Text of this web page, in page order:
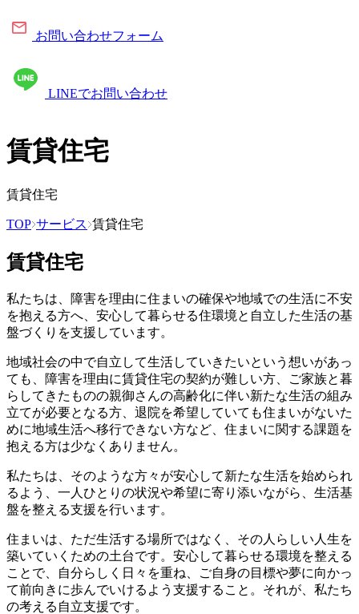
お問い合わせフォーム
LINEでお問い合わせ
賃貸住宅
賃貸住宅
TOP サービス 賃貸住宅
賃貸住宅
私たちは、障害を理由に住まいの確保や地域での生活に不安
を抱える方へ、安心して暮らせる住環境と自立した生活の基
盤づくりを支援しています。
地域社会の中で自立して生活していきたいという想いがあっ
ても、障害を理由に賃貸住宅の契約が難しい方、ご家族と暮
らしてきたものの親御さんの高齢化に伴い新たな生活の組み
立てが必要となる方、退院を希望していても住まいがないた
めに地域生活へ移行できない方など、住まいに関する課題を
抱える方は少なくありません。
私たちは、そのような方々が安心して新たな生活を始められ
るよう、一人ひとりの状況や希望に寄り添いながら、生活基
盤を整える支援を行います。
住まいは、ただ生活する場所ではなく、その人らしい人生を
築いていくための土台です。安心して暮らせる環境を整える
ことで、自分らしく日々を重ね、ご自身の目標や夢に向かっ
て前向きに歩んでいけるよう支援すること。それが、私たち
の考える自立支援です。